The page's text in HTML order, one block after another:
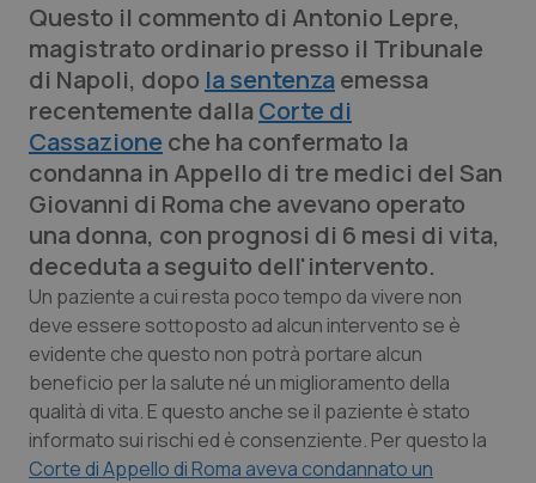
Edizioni Regionali
QS Pro
Professionisti Sanitari.AI
Abruzzo
Basilicata
Calabria
Campania
Emilia-Romagna
QS Pro Gold
Artrite & artrosi
Asma & BPCO
Car-T
Colesterolo & coronaropatie
QS Club Newsletter
Questo il commento di Antonio Lepre,
magistrato ordinario presso il Tribunale
di Napoli, dopo la sentenzaemessa
recentemente dalla Corte di
Cassazione che ha confermato la
condanna in Appello di tre medici del San
Giovanni di Roma che avevano operato
una donna, con prognosi di 6 mesi di vita,
deceduta a seguito dell'intervento.
Un paziente a cui resta poco tempo da vivere non
deve essere sottoposto ad alcun intervento se è
evidente che questo non potrà portare alcun
beneficio per la salute né un miglioramento della
qualità di vita. E questo anche se il paziente è stato
informato sui rischi ed è consenziente. Per questo la
Corte di Appello di Roma aveva condannato un